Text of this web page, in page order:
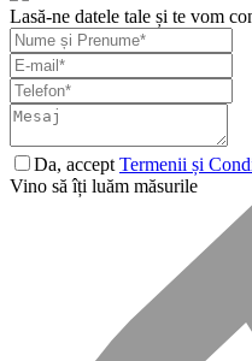
Lasă-ne datele tale și te vom
Da, accept Termenii și
Vino să îți luăm măsurile